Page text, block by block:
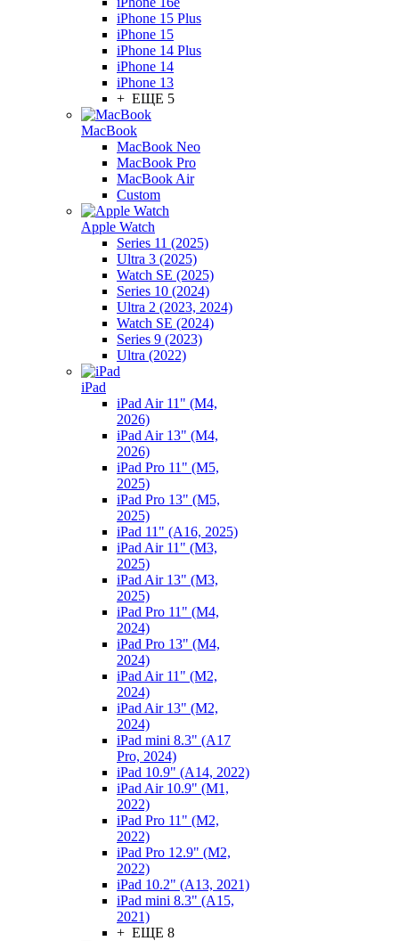
iPhone 15 Plus
iPhone 15
iPhone 14 Plus
iPhone 14
iPhone 13
+ ЕЩЕ 5
MacBook
MacBook Neo
MacBook Pro
MacBook Air
Custom
Apple Watch
Series 11 (2025)
Ultra 3 (2025)
Watch SE (2025)
Series 10 (2024)
Ultra 2 (2023, 2024)
Watch SE (2024)
Series 9 (2023)
Ultra (2022)
iPad
iPad Air 11" (M4,
2026)
iPad Air 13" (M4,
2026)
iPad Pro 11" (M5,
2025)
iPad Pro 13" (M5,
2025)
iPad 11" (A16, 2025)
iPad Air 11" (M3,
2025)
iPad Air 13" (M3,
2025)
iPad Pro 11" (M4,
2024)
iPad Pro 13" (M4,
2024)
iPad Air 11" (M2,
2024)
iPad Air 13" (M2,
2024)
iPad mini 8.3" (A17
Pro, 2024)
iPad 10.9" (A14, 2022)
iPad Air 10.9" (M1,
2022)
iPad Pro 11" (M2,
2022)
iPad Pro 12.9" (M2,
2022)
iPad 10.2" (A13, 2021)
iPad mini 8.3" (A15,
2021)
+ ЕЩЕ 8